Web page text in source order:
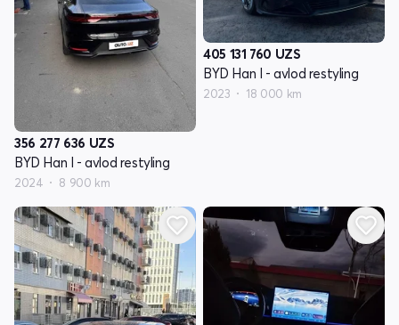
356 277 636 UZS
BYD Han I - avlod restyling
2024 8 900 km
405 131 760 UZS
BYD Han I - avlod restyling
2023 18 000 km